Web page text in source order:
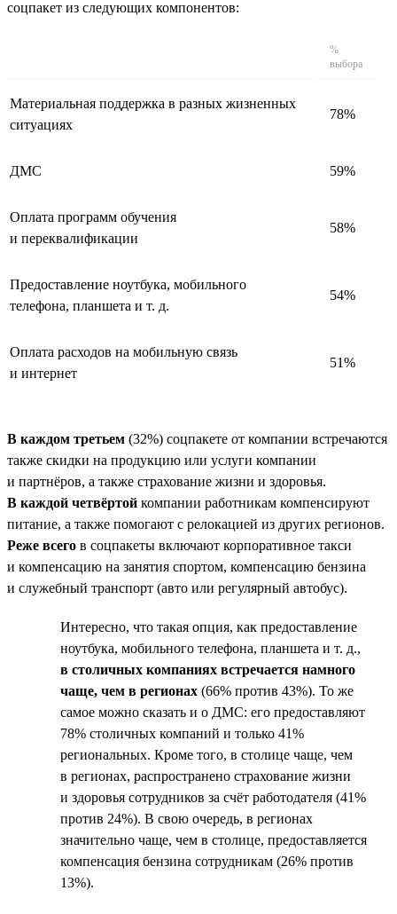
соцпакет из следующих компонентов:
%
выбора
Материальная поддержка в разных жизненных
ситуациях
78%
ДМС 59%
Оплата программ обучения
и переквалификации
58%
Предоставление ноутбука, мобильного
телефона, планшета и т. д.
54%
Оплата расходов на мобильную связь
и интернет
51%
В каждом третьем (32%) соцпакете от компании встречаются
также скидки на продукцию или услуги компании
и партнёров, а также страхование жизни и здоровья.
В каждой четвёртой компании работникам компенсируют
питание, а также помогают с релокацией из других регионов.
Реже всего в соцпакеты включают корпоративное такси
и компенсацию на занятия спортом, компенсацию бензина
и служебный транспорт (авто или регулярный автобус).
Интересно, что такая опция, как предоставление
ноутбука, мобильного телефона, планшета и т. д.,
в столичных компаниях встречается намного
чаще, чем в регионах (66% против 43%). То же
самое можно сказать и о ДМС: его предоставляют
78% столичных компаний и только 41%
региональных. Кроме того, в столице чаще, чем
в регионах, распространено страхование жизни
и здоровья сотрудников за счёт работодателя (41%
против 24%). В свою очередь, в регионах
значительно чаще, чем в столице, предоставляется
компенсация бензина сотрудникам (26% против
13%).